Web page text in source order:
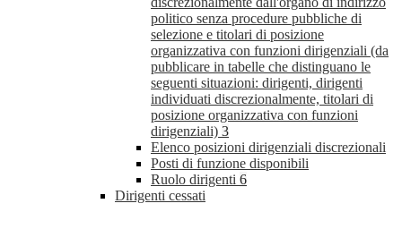
politico senza procedure pubbliche di
selezione e titolari di posizione
organizzativa con funzioni dirigenziali (da
pubblicare in tabelle che distinguano le
seguenti situazioni: dirigenti, dirigenti
individuati discrezionalmente, titolari di
posizione organizzativa con funzioni
dirigenziali) 3
Elenco posizioni dirigenziali discrezionali
Posti di funzione disponibili
Ruolo dirigenti 6
Dirigenti cessati